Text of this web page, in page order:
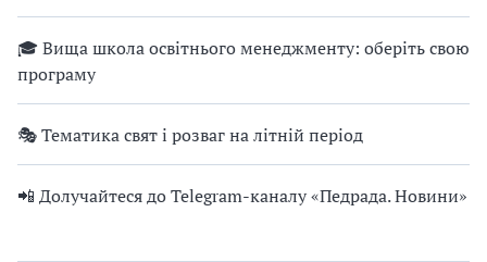
🎓 Вища школа освітнього менеджменту: оберіть свою
програму
🎭 Тематика свят і розваг на літній період
📲 Долучайтеся до Telegram-каналу «Педрада. Новини»